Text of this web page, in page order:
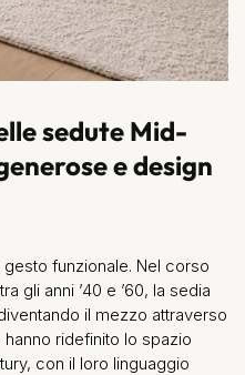
sedute Mid-
e design
funzionale. Nel corso
gli anni ’40 e ’60, la sedia
il mezzo attraverso
ridefinito lo spazio
con il loro linguaggio